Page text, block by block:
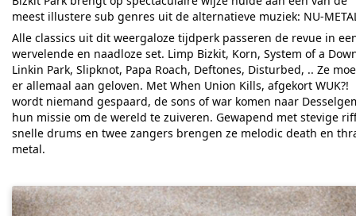
meest illustere sub genres uit de alternatieve muziek: NU-
Alle classics uit dit weergaloze tijdperk passeren de revue in
wervelende en naadloze set. Limp Bizkit, Korn, System of a
Linkin Park, Slipknot, Papa Roach, Deftones, Disturbed, .. Ze
er allemaal aan geloven. Met When Union Kills, afgekort WUK?!
wordt niemand gespaard, de sons of war komen naar
hun missie om de wereld te zuiveren. Gewapend met stevige
snelle drums en twee zangers brengen ze melodic death en
metal.